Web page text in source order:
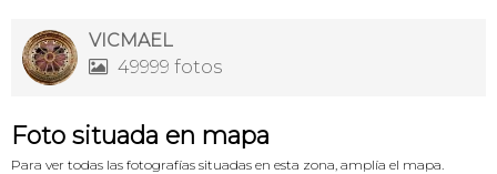
VICMAEL
 49999 fotos
Foto situada en mapa
Para ver todas las fotografías situadas en esta zona, amplía el mapa.